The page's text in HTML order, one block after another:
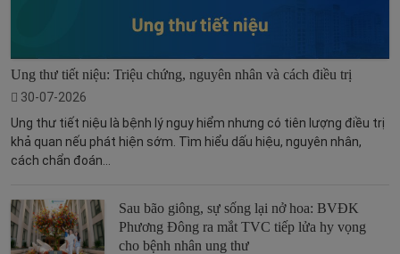
Ung thư tiết niệu: Triệu chứng, nguyên nhân và cách điều trị
30-07-2026
Ung thư tiết niệu là bệnh lý nguy hiểm nhưng có tiên lượng điều trị
khả quan nếu phát hiện sớm. Tìm hiểu dấu hiệu, nguyên nhân,
cách chẩn đoán...
Sau bão giông, sự sống lại nở hoa: BVĐK
Phương Đông ra mắt TVC tiếp lửa hy vọng
cho bệnh nhân ung thư